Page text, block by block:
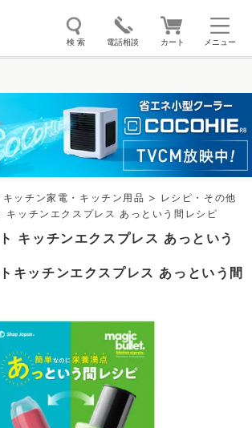
メニュー
検 索 電話相談 カート
パー ここひえ 枕
ッキングプロ 補聴器 マイキュット
エアコン オーラルスマイル
ッチン家電・キッチン用品
レシピ・その他
キッチンエクスプレス あっという間レシピ
キッチンエクスプレス あっという
キッチンエクスプレス あっという間